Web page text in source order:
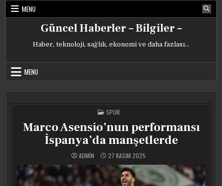
Skip
MENU
Güncel Haberler – Bilgiler –
Haber, teknoloji, sağlık, ekonomi ve daha fazlası…
MENU
POSTED
IN
SPOR
Marco Asensio’nun performansı
İspanya’da manşetlerde
ADMIN 27 KASIM 2025